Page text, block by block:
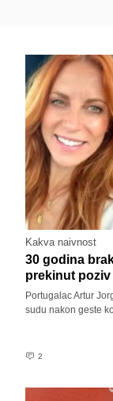
Kakva naivnost
30 godina
prekinut
Portugalac Artur
sudu nakon geste
2